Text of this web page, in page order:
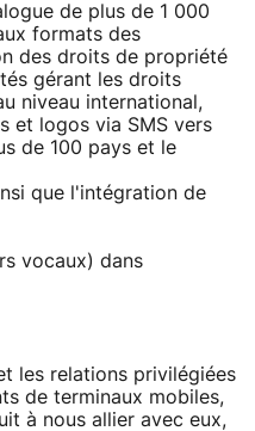
de plus de 1 000
formats des
des droits de propriété
gérant les droits
niveau international,
et logos via SMS vers
de 100 pays et le
que l'intégration de
vocaux) dans
les relations privilégiées
de terminaux mobiles,
à nous allier avec eux,